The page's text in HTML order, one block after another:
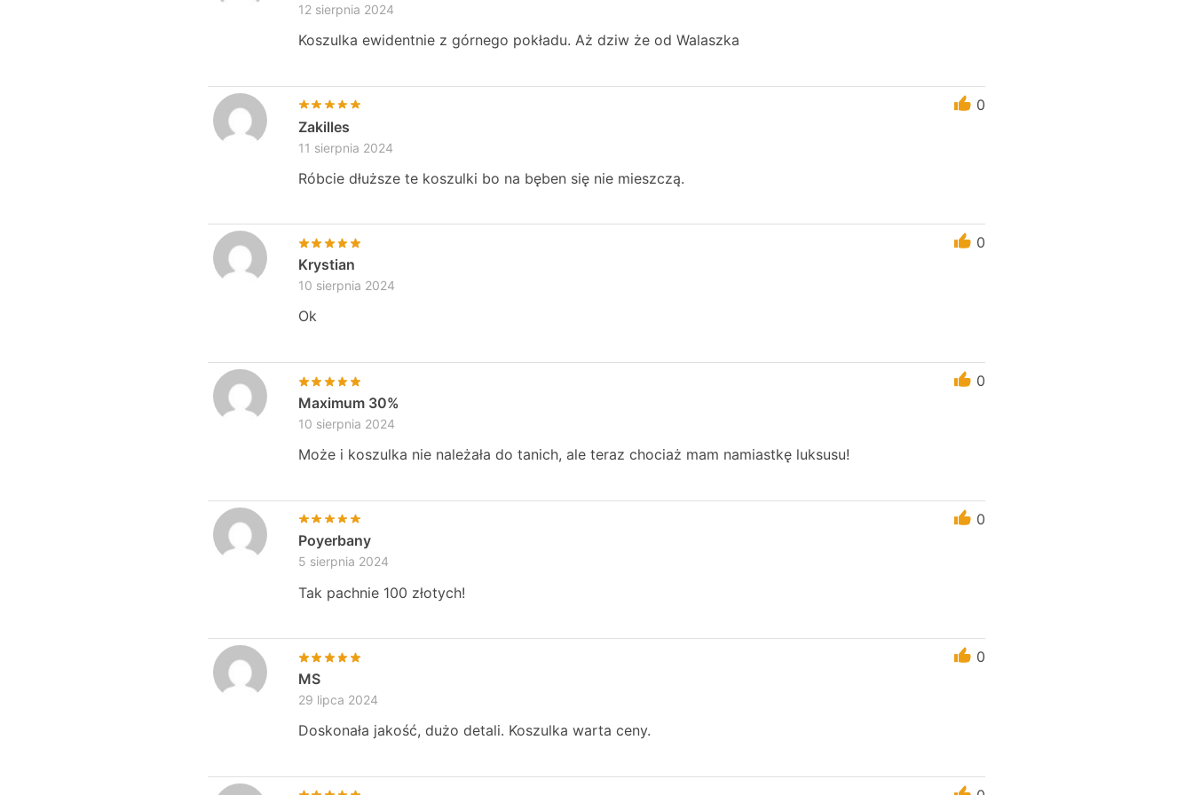
12 sierpnia 2024
Koszulka ewidentnie z górnego pokładu. Aż dziw że od Walaszka
0
Zakilles
11 sierpnia 2024
Róbcie dłuższe te koszulki bo na bęben się nie mieszczą.
0
Krystian
10 sierpnia 2024
Ok
0
Maximum 30%
10 sierpnia 2024
Może i koszulka nie należała do tanich, ale teraz chociaż mam namiastkę luksusu!
0
Poyerbany
5 sierpnia 2024
Tak pachnie 100 złotych!
0
MS
29 lipca 2024
Doskonała jakość, dużo detali. Koszulka warta ceny.